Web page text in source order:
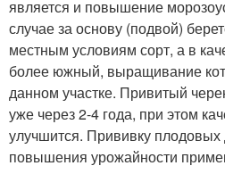
является и повышение
случае за основу (подвой)
местным условиям сорт, а в
более южный, выращивание
данном участке. Привитый
уже через 2-4 года, при этом
улучшится. Прививку плодовых
повышения урожайности